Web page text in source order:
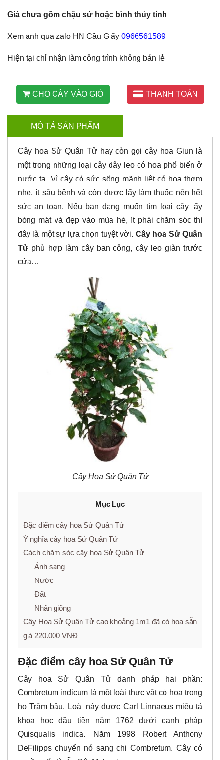
Giá chưa gồm chậu sứ hoặc bình thủy tinh
Xem ảnh qua zalo HN Cầu Giấy 0966561589
Hiện tại chỉ nhận làm công trình không bán lẻ
CHO CÂY VÀO GIỎ THANH TOÁN
MÔ TẢ SẢN PHẨM
Cây hoa Sử Quân Tử hay còn gọi cây hoa Giun là
một trong những loại cây dây leo có hoa phổ biến ở
nước ta. Vì cây có sức sống mãnh liệt có hoa thơm
nhẹ, ít sâu bệnh và còn được lấy làm thuốc nên hết
sức an toàn. Nếu bạn đang muốn tìm loại cây lấy
bóng mát và đẹp vào mùa hè, ít phải chăm sóc thì
đây là một sự lựa chọn tuyệt vời. Cây hoa Sử Quân
Tử phù hợp làm cây ban công, cây leo giàn trước
cửa…
Cây Hoa Sử Quân Tử
Mục Lục
Đặc điểm cây hoa Sử Quân Tử
Ý nghĩa cây hoa Sử Quân Tử
Cách chăm sóc cây hoa Sử Quân Tử
Ánh sáng
Nước
Đất
Nhân giống
Cây Hoa Sử Quân Tử cao khoảng 1m1 đã có hoa sẵn
giá 220.000 VNĐ
Đặc điểm cây hoa Sử Quân Tử
Cây hoa Sử Quân Tử danh pháp hai phần:
Combretum indicum là một loài thực vật có hoa trong
họ Trâm bầu. Loài này được Carl Linnaeus miêu tả
khoa học đầu tiên năm 1762 dưới danh pháp
Quisqualis indica. Năm 1998 Robert Anthony
DeFilipps chuyển nó sang chi Combretum. Cây có